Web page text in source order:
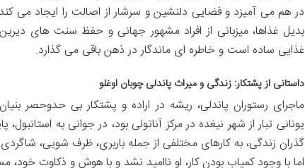
در هم می آمیزد و فضایی دلنشین و سرشار از اصالت را ایجاد می
بدیل غذاها، میزبانی از افراد مشهور جهانی و حفظ سنت های
غذایی ساده است و خاطره ای ماندگار در ذهن باقی می گذارد.
داستانی از پشتکار: زندگی و میراث پاندلی چوبان اوغلو
ماجرای رستوران پاندلی، ریشه در اراده و پشتکار بی حدوحصر
یونانی تبار از شهر نیغده در مرکز آناتولی بود، در جوانی به
گذران زندگی، به کارهای مختلفی از جمله باربری، ظرف شویی،
اما با وجود کمیاب بودن کار، او ناامید نشد و با هوش و ذکاوت